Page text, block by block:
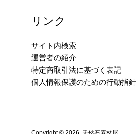
リンク
サイト内検索
運営者の紹介
特定商取引法に基づく表記
個人情報保護のための行動指針